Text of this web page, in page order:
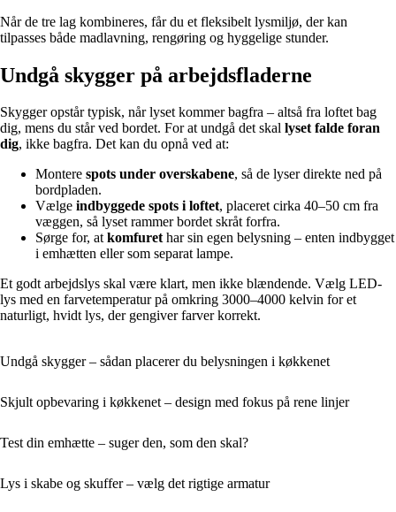
Når de tre lag kombineres, får du et fleksibelt lysmiljø, der kan
tilpasses både madlavning, rengøring og hyggelige stunder.
Undgå skygger på arbejdsfladerne
Skygger opstår typisk, når lyset kommer bagfra – altså fra loftet bag
dig, mens du står ved bordet. For at undgå det skal lyset falde foran
dig, ikke bagfra. Det kan du opnå ved at:
Montere spots under overskabene, så de lyser direkte ned på
bordpladen.
Vælge indbyggede spots i loftet, placeret cirka 40–50 cm fra
væggen, så lyset rammer bordet skråt forfra.
Sørge for, atkomfurethar sin egen belysning – enten indbygget
i emhætten eller som separat lampe.
Et godt arbejdslys skal være klart, men ikke blændende. Vælg LED-
lys med en farvetemperatur på omkring 3000–4000 kelvin for et
naturligt, hvidt lys, der gengiver farver korrekt.
Undgå skygger – sådan placerer du belysningen i køkkenet
Skjult opbevaring i køkkenet – design med fokus på rene linjer
Test din emhætte – suger den, som den skal?
Lys i skabe og skuffer – vælg det rigtige armatur